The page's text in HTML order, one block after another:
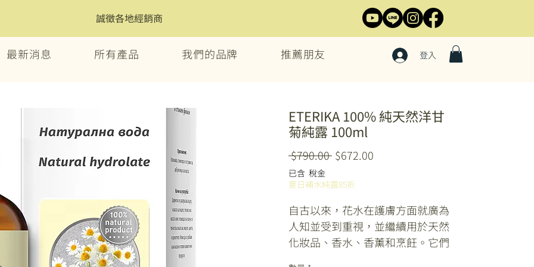
誠徵各地經銷商
最新消息 所有產品 我們的品牌 推薦朋友 登入
ETERIKA 100% 純天然洋甘
菊純露 100ml
$790.00 一
價
$672.00
已含 稅金
夏日補水純露85折
自古以來，花水在護膚方面就廣為
人知並受到重視，並繼續用於天然
化妝品、香水、香薰和烹飪。它們